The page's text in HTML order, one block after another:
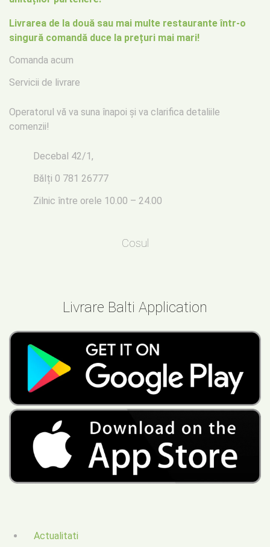
Livrarea de la două sau mai multe restaurante într-o
singură comandă duce la prețuri mai mari!
Comanda acum
Servicii de livrare
Operatorul vă va suna înapoi și va clarifica detaliile
comenzii!
Decebal 42/1,
Bălți 0 781 26777
Zilnic între orele 10.00 – 24.00
Cosul
Livrare Balti Application
Actualitati